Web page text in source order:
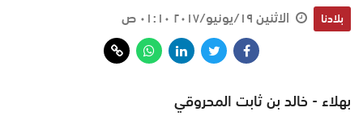
بلادنا الاثنين ١٩/يونيو/٢٠١٧ ٠١:١٠ ص
بهلاء - خالد بن ثابت المحروقي